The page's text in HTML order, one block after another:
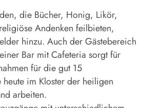
die Bücher, Honig, Likör,
Andenken feilbieten,
hinzu. Auch der Gästebereich
Bar mit Cafeteria sorgt für
für die gut 15
im Kloster der heiligen
arbeiten.